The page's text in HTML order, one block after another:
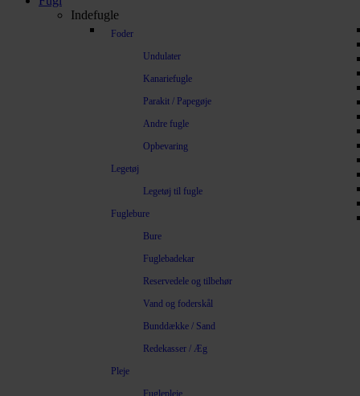
Indefugle
Foder
Undulater
Kanariefugle
Parakit / Papegøje
Andre fugle
Opbevaring
Legetøj
Legetøj til fugle
Fuglebure
Bure
Fuglebadekar
Reservedele og tilbehør
Vand og foderskål
Bunddække / Sand
Redekasser / Æg
Pleje
Fuglepleje